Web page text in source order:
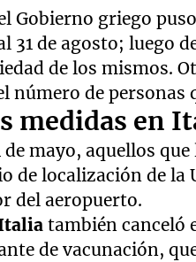
Gobierno griego
31 de agosto; luego
de los mismos.
número de personas
medidas en
de mayo, aquellos
de localización de la
del aeropuerto.
también canceló
de vacunación,